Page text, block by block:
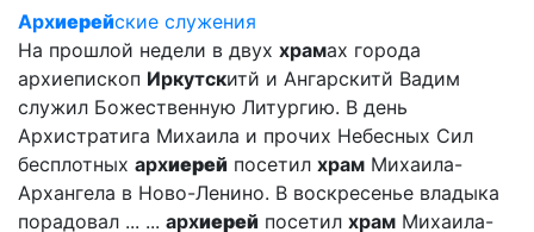
Архиерейские служения
На прошлой недели в двух храмах города
архиепископ Иркутскитй и Ангарскитй Вадим
служил Божественную Литургию. В день
Архистратига Михаила и прочих Небесных Сил
бесплотных архиерей посетил храм Михаила-
Архангела в Ново-Ленино. В воскресенье владыка
порадовал ... ... архиерей посетил храм Михаила-